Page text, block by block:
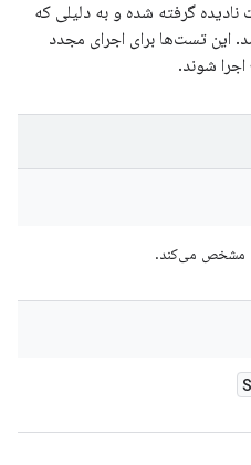
گرفته شده و به دلیلی که
این تست‌ها برای اجرای مجدد
شوند.
مشخص می‌کند.